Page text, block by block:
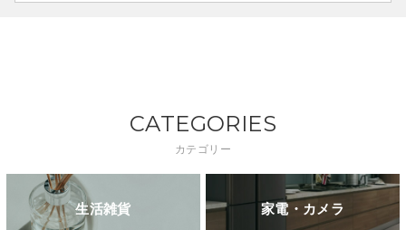
CATEGORIES
カテゴリー
生活雑貨 家電・カメラ